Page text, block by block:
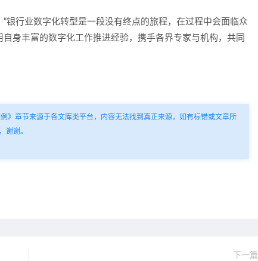
银行业数字化转型是一段没有终点的旅程，在过程中会面临众
身丰富的数字化工作推进经验，携手各界专家与机构，共同
》章节来源于各文库类平台，内容无法找到真正来源，如有标错或文章所
谢谢。
下一篇